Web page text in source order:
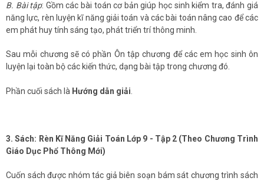
B. Bài tập: Gồm các bài toán cơ bản giúp học sinh kiểm tra, đánh giá
năng lực, rèn luyện kĩ năng giải toán và các bài toán nâng cao để các
em phát huy tính sáng tạo, phát triển trí thông minh.
Sau mỗi chương sẽ có phần Ôn tập chương để các em học sinh ôn
luyện lại toàn bộ các kiến thức, dạng bài tập trong chương đó.
Phần cuối sách là Hướng dẫn giải.
3. Sách: Rèn Kĩ Năng Giải Toán Lớp 9 - Tập 2 (Theo Chương Trình
Giáo Dục Phổ Thông Mới)
Cuốn sách được nhóm tác giả biên soạn bám sát chương trình sách